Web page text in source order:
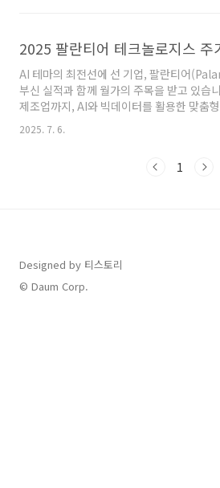
AI 테마의 최전선에 선 기업, 팔란티어
부신 실적과 함께 월가의 주목을 받고 있습
제조업까지, AI와 빅데이터를 활용한 맞춤
성장 중인 팔란티어,지금 그 흐름을 정리해
실적 현황: 상업·정부 모두 폭발적 성장1분
가미국 정부 매출: 3.73억 달러, 전년 대비
2025. 7. 6.
1
Designed by 티스토리
© Daum Corp.